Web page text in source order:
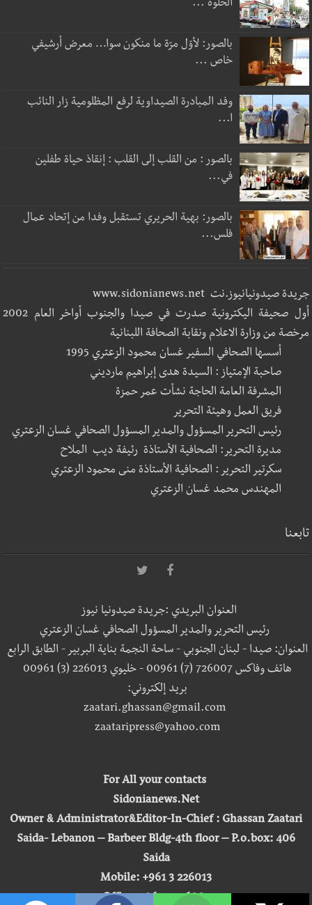
الحلوة ...
بالصور: لأوّل مرّة ما منكون سوا… معرض أرشيفي
خاص ...
وفد المبادرة الصيداوية لرفع المظلومية زار النائب
ا...
بالصور : من القلب إلى القلب : إنقاذ حياة طفلين
في...
بالصور: بهية الحريري تستقبل وفدا من إتحاد عمال
فلس...
جريدة صيدونيانيوز.نت www.sidonianews.net
أول صحيفة اليكترونية صدرت في صيدا والجنوب أواخر العام 2002
مرخصة من وزارة الاعلام ونقابة الصحافة اللبنانية
أسسها الصحافي السفير غسان محمود الزعتري 1995
صاحبة الإمتياز : السيدة هدى إبراهيم مارديني
المشرفة العامة الحاجة نشأت عمر حمزة
فريق العمل وهيئة التحرير
رئيس التحرير المسؤول والمدير المسؤول الصحافي غسان الزعتري
مديرة التحرير: الصحافية الأستاذة رئيفة ديب الملاح
سكرتير التحرير : الصحافية الأستاذة منى محمود الزعتري
المهندس محمد غسان الزعتري
تابعنا
العنوان البريدي :جريدة صيدونيا نيوز
رئيس التحرير والمدير المسؤول الصحافي غسان الزعتري
العنوان: صيدا - لبنان الجنوبي - ساحة النجمة بناية البربير - الطابق الرابع
هاتف وفاكس 726007 (7) 00961 - خليوي 226013 (3) 00961
بريد إلكتروني:
zaatari.ghassan@gmail.com
zaataripress@yahoo.com
For All your contacts
Sidonianews.Net
Owner & Administrator&Editor-In-Chief : Ghassan Zaatari
Saida- Lebanon – Barbeer Bldg-4th floor – P.o.box: 406
Saida
Mobile: +961 3 226013
Office: +961 7 726007